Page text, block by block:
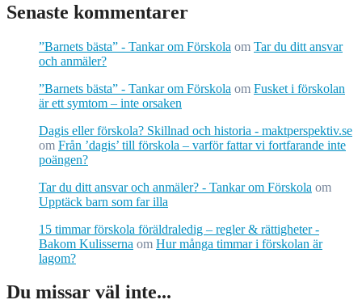
Senaste kommentarer
”Barnets bästa” - Tankar om Förskola om Tar du ditt ansvar
och anmäler?
”Barnets bästa” - Tankar om Förskola om Fusket i förskolan
är ett symtom – inte orsaken
Dagis eller förskola? Skillnad och historia - maktperspektiv.se
om Från ’dagis’ till förskola – varför fattar vi fortfarande inte
poängen?
Tar du ditt ansvar och anmäler? - Tankar om Förskola om
Upptäck barn som far illa
15 timmar förskola föräldraledig – regler & rättigheter -
Bakom Kulisserna om Hur många timmar i förskolan är
lagom?
Du missar väl inte...